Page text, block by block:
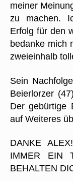
meiner
zu machen.
Erfolg für den
bedanke mich
zweieinhalb
Sein
Beierlorzer
Der gebürtige
auf Weiteres
DANKE
IMMER EIN
BEHALTEN